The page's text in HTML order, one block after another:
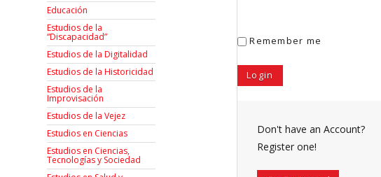
Remember me
Don't have an Account?
Register one!
Educación
Estudios de la
“Discapacidad”
Estudios de la Digitalidad
Estudios de la Historicidad
Estudios de la
Improvisación
Estudios de la Vejez
Estudios en Ciencias
Estudios en Ciencias,
Tecnologías y Sociedad